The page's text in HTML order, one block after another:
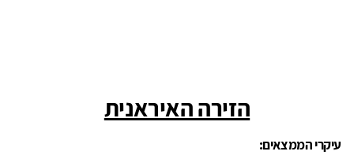
הזירה האיראנית
עיקרי הממצאים: